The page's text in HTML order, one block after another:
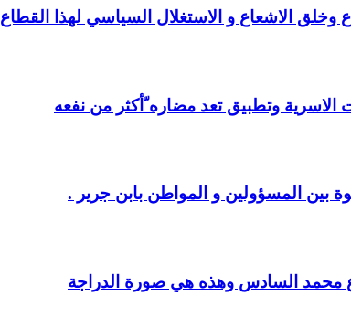
وخلق الاشعاع و الاستغلال السياسي لهذا القطاع
الاسرية وتطبيق تعد مضاره ّأكثر من نفعه
بين المسؤولين و المواطن بابن جرير .
محمد السادس وهذه هي صورة الدراجة